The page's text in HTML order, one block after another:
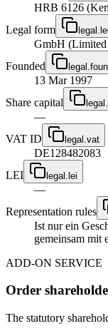
HRB 6126
Legal form
GmbH
Founded
13 Mar 1997
Share capital
—
VAT ID
legal.vat
DE128482083
LEI
legal.lei
—
Representation rules
Ist nur ein
gemeinsam mit
ADD-ON SERVICE
Order
The statutory